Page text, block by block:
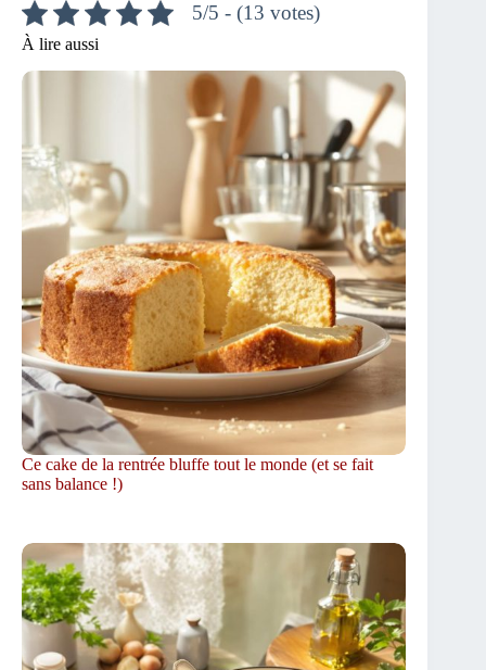
5/5 - (13 votes)
À lire aussi
Ce cake de la rentrée bluffe tout le monde (et se fait
sans balance !)